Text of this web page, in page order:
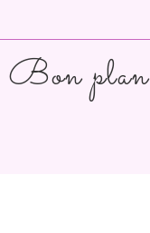
Bon plan